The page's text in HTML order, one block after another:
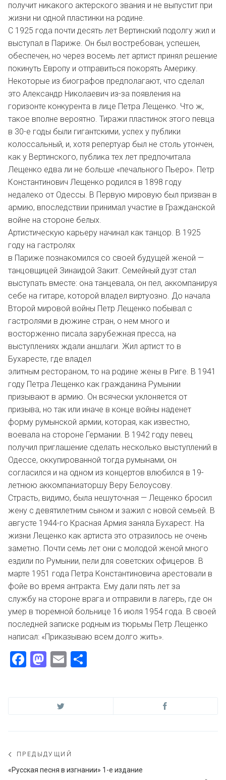
получит никакого актерского звания и не выпустит при
жизни ни одной пластинки на родине.
С 1925 года почти десять лет Вертинский подолгу жил и
выступал в Париже. Он был востребован, успешен,
обеспечен, но через восемь лет артист принял решение
покинуть Европу и отправиться покорять Америку.
Некоторые из биографов предполагают, что сделал
это Александр Николаевич из-за появления на
горизонте конкурента в лице Петра Лещенко. Что ж,
такое вполне вероятно. Тиражи пластинок этого певца
в 30-е годы были гигантскими, успех у публики
колоссальный, и, хотя репертуар был не столь утончен,
как у Вертинского, публика тех лет предпочитала
Лещенко едва ли не больше «печального Пьеро». Петр
Константинович Лещенко родился в 1898 году
недалеко от Одессы. В Первую мировую был призван в
армию, впоследствии принимал участие в Гражданской
войне на стороне белых.
Артистическую карьеру начинал как танцор. В 1925
году на гастролях
в Париже познакомился со своей будущей женой —
танцовщицей Зинаидой Закит. Семейный дуэт стал
выступать вместе: она танцевала, он пел, аккомпанируя
себе на гитаре, которой владел виртуозно. До начала
Второй мировой войны Петр Лещенко побывал с
гастролями в дюжине стран, о нем много и
восторженно писала зарубежная пресса, на
выступлениях ждали аншлаги. Жил артист то в
Бухаресте, где владел
элитным рестораном, то на родине жены в Риге. В 1941
году Петра Лещенко как гражданина Румынии
призывают в армию. Он всячески уклоняется от
призыва, но так или иначе в конце войны наденет
форму румынской армии, которая, как известно,
воевала на стороне Германии. В 1942 году певец
получил приглашение сделать несколько выступлений в
Одессе, оккупированной тогда румынами, он
согласился и на одном из концертов влюбился в 19-
летнюю аккомпаниаторшу Веру Белоусову.
Страсть, видимо, была нешуточная — Лещенко бросил
жену с девятилетним сыном и зажил с новой семьей. В
августе 1944-го Красная Армия заняла Бухарест. На
жизни Лещенко как артиста это отразилось не очень
заметно. Почти семь лет они с молодой женой много
ездили по Румынии, пели для советских офицеров. В
марте 1951 года Петра Константиновича арестовали в
фойе во время антракта. Ему дали пять лет за
службу на стороне врага и отправили в лагерь, где он
умер в тюремной больнице 16 июля 1954 года. В своей
последней записке родным из тюрьмы Петр Лещенко
написал: «Приказываю всем долго жить».
Facebook
Mastodon
Email
Навигация
по
ПРЕДЫДУЩИЙ
Предыдущий
«Русская песня в изгнании» 1-е издание